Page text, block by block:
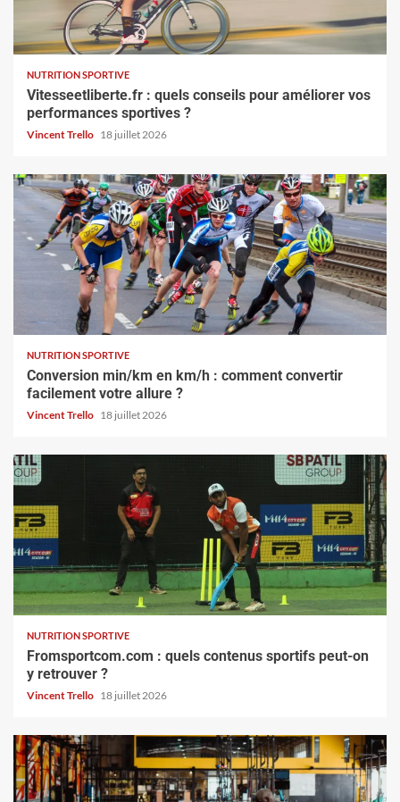
NUTRITION SPORTIVE
Vitesseetliberte.fr : quels conseils pour améliorer vos
performances sportives ?
Vincent Trello 18 juillet 2026
NUTRITION SPORTIVE
Conversion min/km en km/h : comment convertir
facilement votre allure ?
Vincent Trello 18 juillet 2026
NUTRITION SPORTIVE
Fromsportcom.com : quels contenus sportifs peut-on
y retrouver ?
Vincent Trello 18 juillet 2026